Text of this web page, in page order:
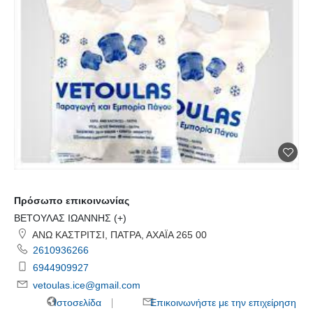
Πρόσωπο επικοινωνίας
ΒΕΤΟΥΛΑΣ ΙΩΑΝΝΗΣ (+)
ΑΝΩ ΚΑΣΤΡΙΤΣΙ, ΠΑΤΡΑ, ΑΧΑΪΑ 265 00
2610936266
6944909927
vetoulas.ice@gmail.com
Ιστοσελίδα
Επικοινωνήστε με την επιχείρηση